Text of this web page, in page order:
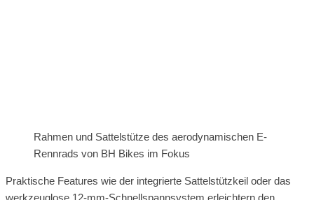
Rahmen und Sattelstütze des aerodynamischen E-
Rennrads von BH Bikes im Fokus
Praktische Features wie der integrierte Sattelstützkeil oder das
werkzeuglose 12-mm-Schnellspannsystem erleichtern den